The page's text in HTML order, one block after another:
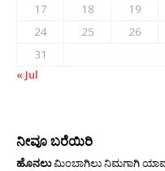
17
18 19
24
25 26
31
« Jul
ನೀವೂ ಬರೆಯಿರಿ
ಹೊನಲುಮಿಂಬಾಗಿಲು ನಿಮಗಾಗಿ